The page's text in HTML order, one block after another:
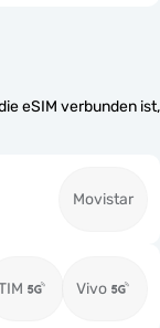
eSIM verbunden ist,
Movistar
Vivo